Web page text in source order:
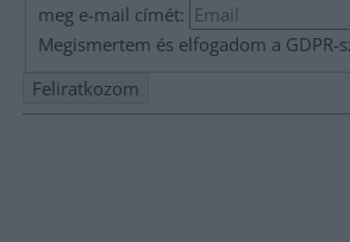
meg e-mail címét:
Megismertem és elfogadom a GDPR-